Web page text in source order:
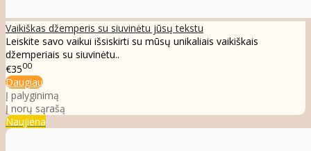
Vaikiškas džemperis su siuvinėtu jūsų tekstu
Leiskite savo vaikui išsiskirti su mūsų unikaliais vaikiškais
džemperiais su siuvinėtu..
€3500
Daugiau
Į palyginimą
Į norų sąrašą
Naujiena